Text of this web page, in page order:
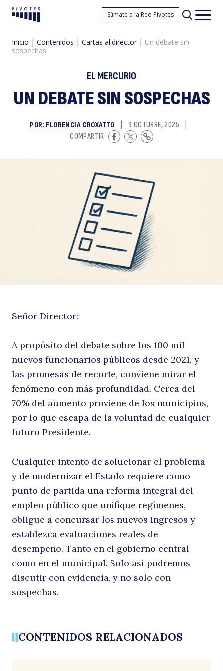
Pivotes Súmate a la Red Pivotes
Inicio | Contenidos | Cartas al director | Un debate sin
sospechas
EL MERCURIO
UN DEBATE SIN SOSPECHAS
POR: FLORENCIA CROXATTO 9 OCTUBRE, 2025
COMPARTIR
Señor Director:
A propósito del debate sobre los 100 mil
nuevos funcionarios públicos desde 2021, y
las promesas de recorte, conviene mirar el
fenómeno con más profundidad. Cerca del
70% del aumento proviene de los municipios,
por lo que escapa de la voluntad de cualquier
futuro Presidente.
Cualquier intento de solucionar el problema
y de modernizar el Estado requiere como
punto de partida una reforma integral del
empleo público que unifique regímenes,
obligue a concursar los nuevos ingresos y
establezca evaluaciones reales de
desempeño. Tanto en el gobierno central
como en el municipal. Solo así podremos
discutir con evidencia, y no solo con
sospechas.
CONTENIDOS RELACIONADOS